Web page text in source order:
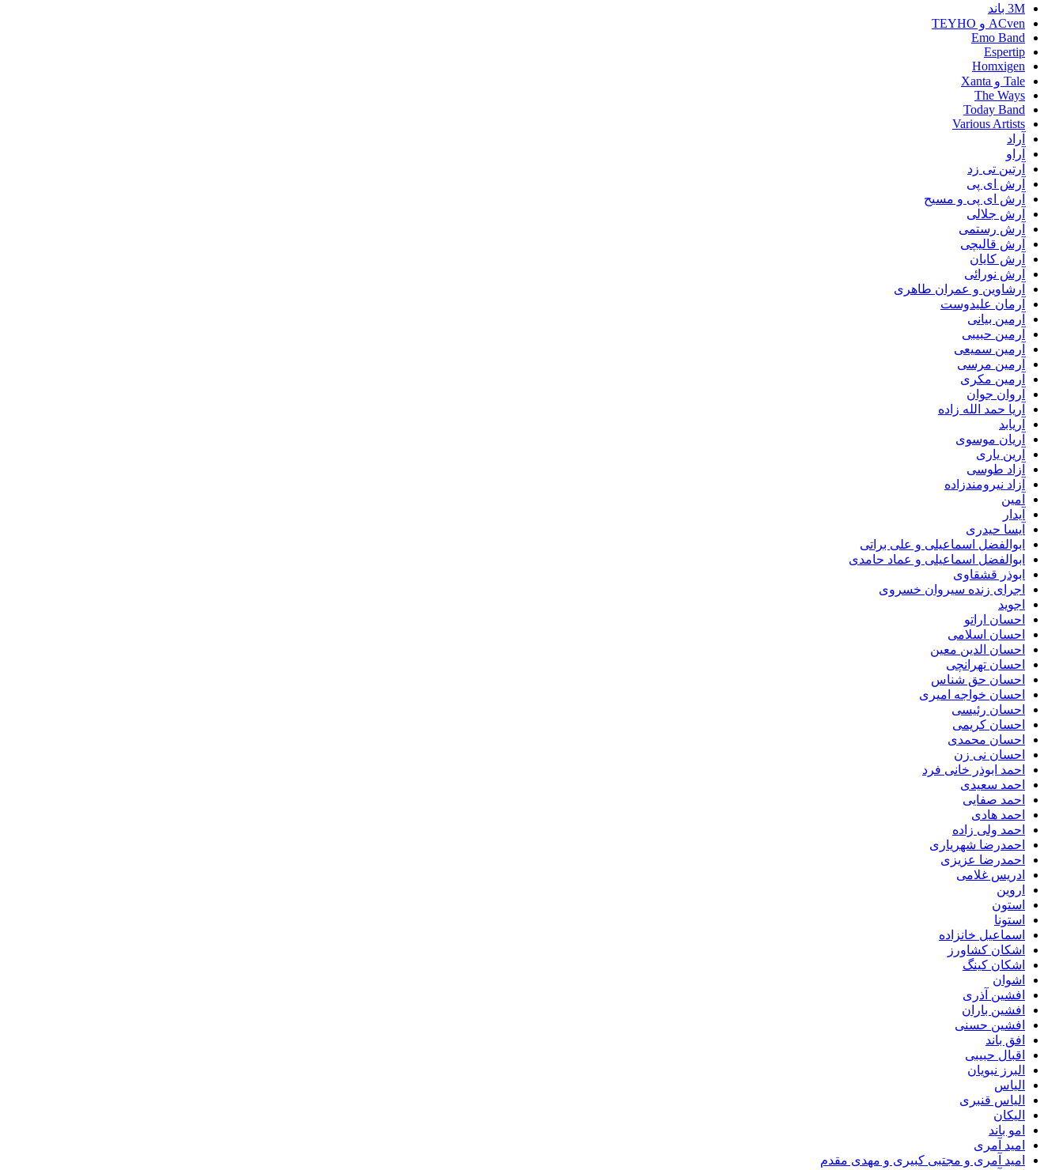
3M باند
ACven و TEYHO
Emo Band
Espertip
Homxigen
Tale و Xanta
The Ways
Today Band
Various Artists
آراد
آراو
آرتین تی زد
آرش ای پی
آرش ای پی و مسیح
آرش جلالی
آرش رستمی
آرش قالیچی
آرش کایان
آرش نورائی
آرشاوین و عمران طاهری
آرمان علیدوست
آرمین بیانی
آرمین حبیبی
آرمین سمیعی
آرمین مرسی
آرمین مکری
آروان جوان
آریا حمد الله زاده
آریابد
آریان موسوی
آرین یاری
آزاد طوسی
آزاد نیرومندزاده
آمین
آیدار
آیسا حیدری
ابوالفضل اسماعیلی و علی براتی
ابوالفضل اسماعیلی و عماد حامدی
ابوذر قشقاوی
اجرای زنده سیروان خسروی
اجوید
احسان اراتو
احسان اسلامی
احسان الدین معین
احسان تهرانچی
احسان حق شناس
احسان خواجه امیری
احسان رئیسی
احسان کریمی
احسان محمدی
احسان نی زن
احمد ابوذر خانی فرد
احمد سعیدی
احمد صفایی
احمد هادی
احمد ولی زاده
احمدرضا شهریاری
احمدرضا عزیزی
ادریس غلامی
اروین
استون
استونا
اسماعیل خانزاده
اشکان کشاورز
اشکان کینگ
اشوان
افشین آذری
افشین باران
افشین حسنی
افق باند
اقبال حبیبی
البرز نبویان
الیاس
الیاس قنبرى
الیکان
امو باند
امید آمری
امید آمری و مجتبی کبیری و مهدى مقدم